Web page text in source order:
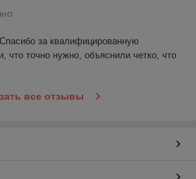
за квалифицированную
что точно нужно, объяснили четко, что
все отзывы